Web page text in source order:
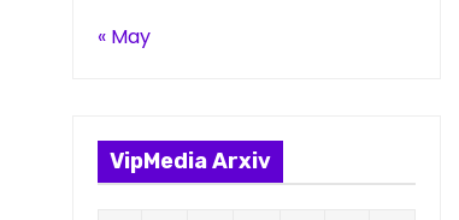
« May
VipMedia Arxiv